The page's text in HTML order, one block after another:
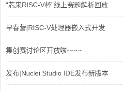
“芯来RISC-V杯”线上赛题解析回放
早春营|RISC-V处理器嵌入式开发
集创赛讨论区开放啦~~~~
发布|Nuclei Studio IDE发布新版本